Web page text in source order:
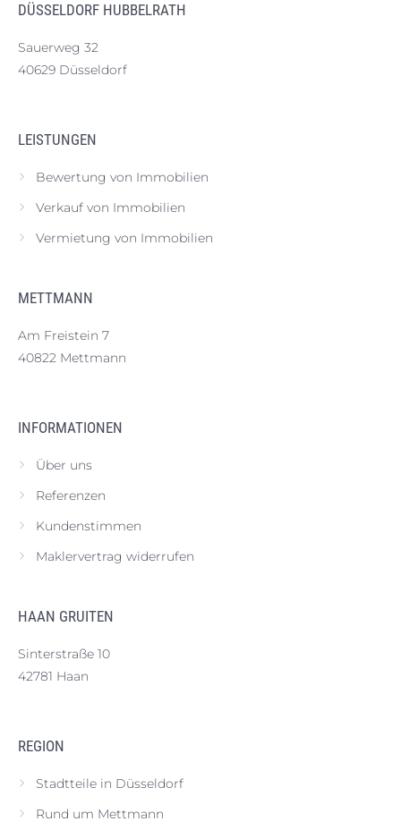
DÜSSELDORF HUBBELRATH
Sauerweg 32
40629 Düsseldorf
LEISTUNGEN
Bewertung von Immobilien
Verkauf von Immobilien
Vermietung von Immobilien
METTMANN
Am Freistein 7
40822 Mettmann
INFORMATIONEN
Über uns
Referenzen
Kundenstimmen
Maklervertrag widerrufen
HAAN GRUITEN
Sinterstraße 10
42781 Haan
REGION
Stadtteile in Düsseldorf
Rund um Mettmann